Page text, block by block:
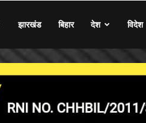
झारखंड बिहार देश विदेश